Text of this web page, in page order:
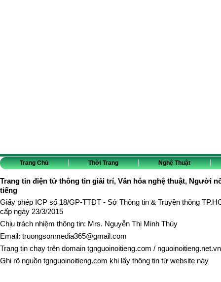
Trang Chủ Thời Trang Nghệ Thuật
Trang tin điện tử thông tin giải trí, Văn hóa nghệ thuật, Người
tiếng
Giấy phép ICP số 18/GP-TTĐT - Sở Thông tin & Truyền thông
cấp ngày 23/3/2015
Chịu trách nhiệm thông tin: Mrs. Nguyễn Thị Minh Thúy
Email: truongsonmedia365@gmail.com
Trang tin chạy trên domain tgnguoinoitieng.com / nguoinoitieng.net.vn
Ghi rõ nguồn tgnguoinoitieng.com khi lấy thông tin từ website này